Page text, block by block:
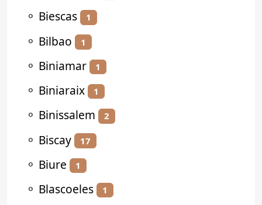
⚬ Biescas 1
⚬ Bilbao 1
⚬ Biniamar 1
⚬ Biniaraix 1
⚬ Binissalem 2
⚬ Biscay 17
⚬ Biure 1
⚬ Blascoeles 1